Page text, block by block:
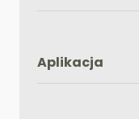
Aplikacja